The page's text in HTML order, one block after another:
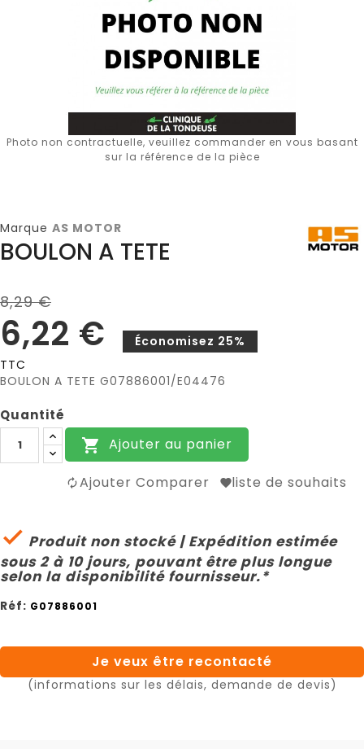
Photo non contractuelle, veuillez commander en vous basant
sur la référence de la pièce
Marque AS MOTOR
BOULON A TETE
8,29 €
6,22 €
Économisez 25%
TTC
BOULON A TETE G07886001/E04476
Quantité
 Ajouter au panier
Ajouter Comparer liste de souhaits
 Produit non stocké | Expédition estimée
sous 2 à 10 jours, pouvant être plus longue
selon la disponibilité fournisseur.*
Réf: G07886001
Je veux être recontacté
(informations sur les délais, demande de devis)